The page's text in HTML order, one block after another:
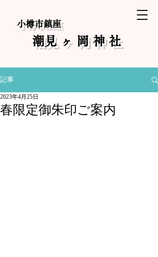
小樽市鎮座
​潮見ヶ岡神社
記事
春限定御朱印ご案内
2023年4月25日